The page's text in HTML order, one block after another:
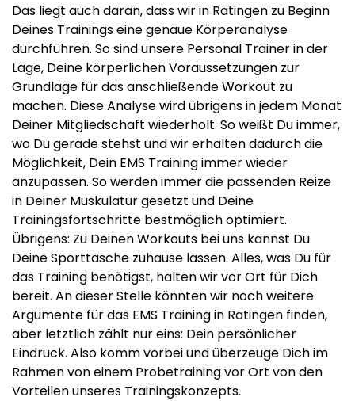
Das liegt auch daran, dass wir in Ratingen zu Beginn
Deines Trainings eine genaue Körperanalyse
durchführen. So sind unsere Personal Trainer in der
Lage, Deine körperlichen Voraussetzungen zur
Grundlage für das anschließende Workout zu
machen. Diese Analyse wird übrigens in jedem Monat
Deiner Mitgliedschaft wiederholt. So weißt Du immer,
wo Du gerade stehst und wir erhalten dadurch die
Möglichkeit, Dein EMS Training immer wieder
anzupassen. So werden immer die passenden Reize
in Deiner Muskulatur gesetzt und Deine
Trainingsfortschritte bestmöglich optimiert.
Übrigens: Zu Deinen Workouts bei uns kannst Du
Deine Sporttasche zuhause lassen. Alles, was Du für
das Training benötigst, halten wir vor Ort für Dich
bereit. An dieser Stelle könnten wir noch weitere
Argumente für das EMS Training in Ratingen finden,
aber letztlich zählt nur eins: Dein persönlicher
Eindruck. Also komm vorbei und überzeuge Dich im
Rahmen von einem Probetraining vor Ort von den
Vorteilen unseres Trainingskonzepts.